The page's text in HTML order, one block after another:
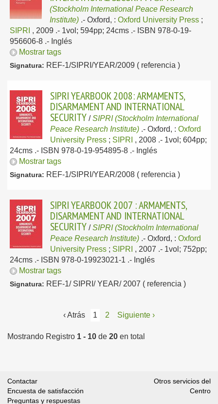
(Stockholm International Peace Research
Institute) .- Oxford, : Oxford University Press ;
SIPRI , 2009 .- 1vol; 594pp; 24cms .- ISBN 978-0-19-
956606-8 .- Inglés
Mostrar tags
Signatura: REF-1/SIPRI/YEAR/2009 ( referencia )
SIPRI YEARBOOK 2008: ARMAMENTS,
DISARMAMENT AND INTERNATIONAL
SECURITY /SIPRI (Stockholm International
Peace Research Institute) .- Oxford, : Oxford
University Press ; SIPRI , 2008 .- 1vol; 604pp;
24cms .- ISBN 978-0-19-954895-8 .- Inglés
Mostrar tags
Signatura: REF-1/SIPRI/YEAR/2008 ( referencia )
SIPRI YEARBOOK 2007 : ARMAMENTS,
DISARMAMENT AND INTERNATIONAL
SECURITY /SIPRI (Stockholm International
Peace Research Institute) .- Oxford, : Oxford
University Press ; SIPRI , 2007 .- 1vol; 752pp;
24cms .- ISBN 978-0-19923021-1 .- Inglés
Mostrar tags
Signatura: REF-1/ SIPRI/ YEAR/ 2007 ( referencia )
‹ Atrás 1 2 Siguiente ›
Mostrando Registro 1 - 10 de 20 en total
Contactar
Encuesta de satisfacción
Preguntas y respuestas
Otros servicios del
Centro